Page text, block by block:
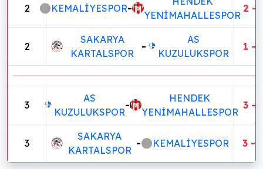
2 KEMALİYESPOR-
YENİMAHALLESPOR
2 -
2
SAKARYA
KARTALSPOR
-
AS
KUZULUKSPOR
1 -
3
AS
KUZULUKSPOR
-
HENDEK
YENİMAHALLESPOR
3 -
3
SAKARYA
KARTALSPOR
- KEMALİYESPOR 3 -